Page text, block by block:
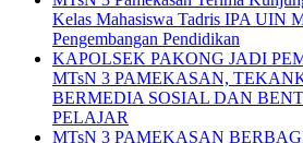
Kelas Mahasiswa Tadris IPA UIN
Pengembangan Pendidikan
KAPOLSEK PAKONG JADI
MTsN 3 PAMEKASAN,
BERMEDIA SOSIAL DAN
PELAJAR
MTsN 3 PAMEKASAN